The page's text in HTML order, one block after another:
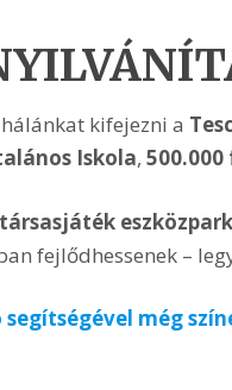
kifejezni a
Iskola,
társasjáték eszközpark
fejlődhessenek –
segítségével még